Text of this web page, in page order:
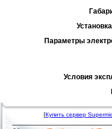
Параметры
Условия
[Купить сервер